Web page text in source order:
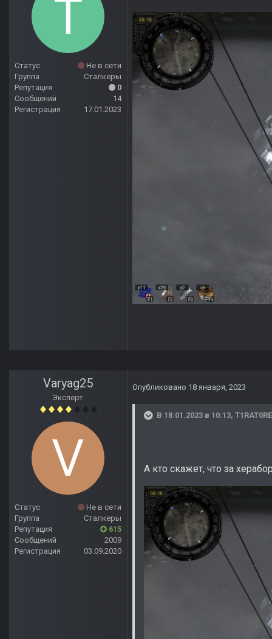
Статус
Не в сети
Группа
Сталкеры
Репутация
0
Сообщений
14
Регистрация
17.01.2023
Varyag25
Эксперт
Статус
Не в сети
Группа
Сталкеры
Репутация
615
Сообщений
2009
Регистрация
03.09.2020
Опубликовано 18 января, 2023
В 18.01.2023 в 10:13, T1RAT0RE
А кто скажет, что за